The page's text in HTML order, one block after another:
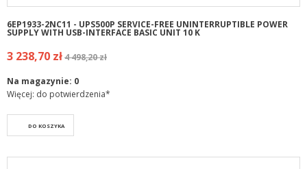
6EP1933-2NC11 - UPS500P SERVICE-FREE UNINTERRUPTIBLE POWER
SUPPLY WITH USB-INTERFACE BASIC UNIT 10 K
3 238,70 zł4 498,20 zł
Na magazynie: 0
Więcej: do potwierdzenia*
DO KOSZYKA